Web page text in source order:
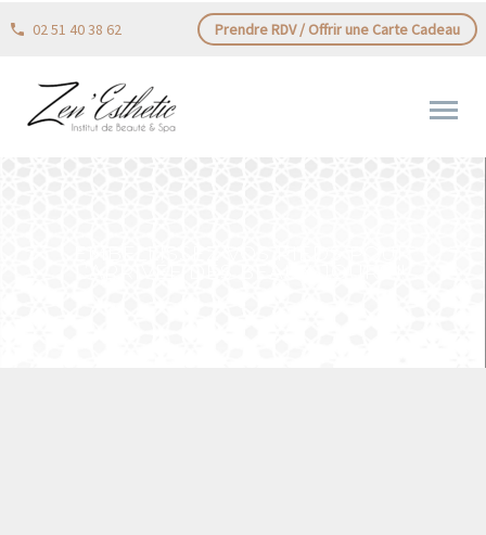
02 51 40 38 62 Prendre RDV / Offrir une Carte Cadeau